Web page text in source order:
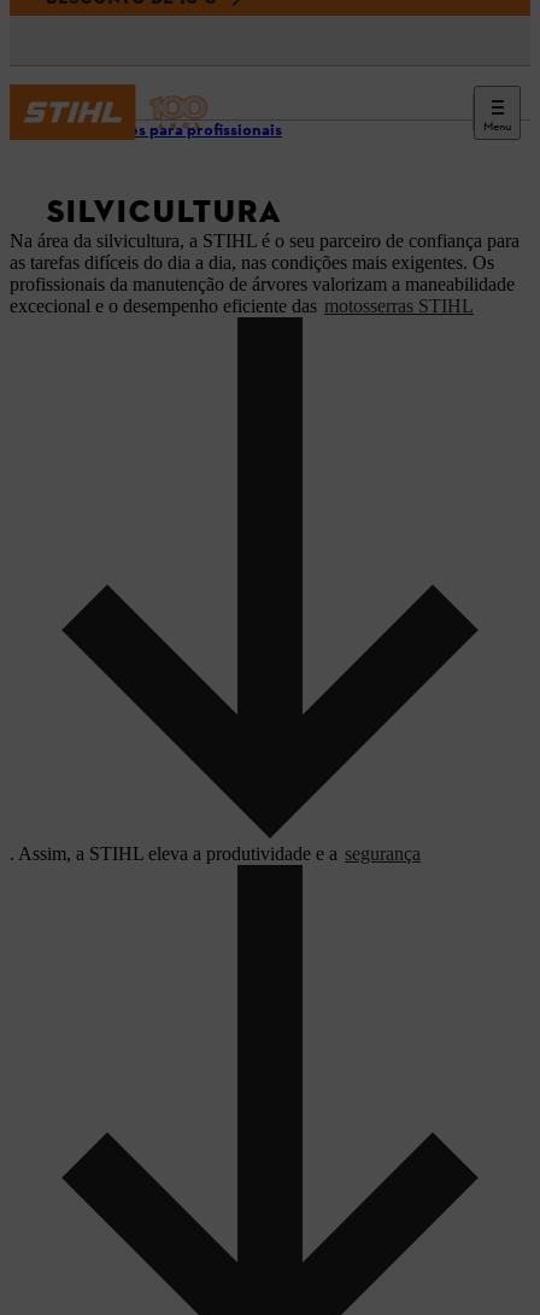
Menu
Soluções para profissionais
SILVICULTURA
Na área da silvicultura, a STIHL é o seu parceiro de confiança para
as tarefas difíceis do dia a dia, nas condições mais exigentes. Os
profissionais da manutenção de árvores valorizam a maneabilidade
excecional e o desempenho eficiente das motosserras STIHL
. Assim, a STIHL eleva a produtividade e a segurança